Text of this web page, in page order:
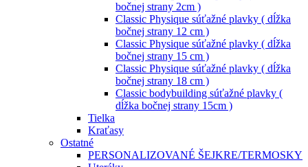
bočnej strany 2cm )
Classic Physique súťažné plavky ( dĺžka
bočnej strany 12 cm )
Classic Physique súťažné plavky ( dĺžka
bočnej strany 15 cm )
Classic Physique súťažné plavky ( dĺžka
bočnej strany 18 cm )
Classic bodybuilding súťažné plavky (
dĺžka bočnej strany 15cm )
Tielka
Kraťasy
Ostatné
PERSONALIZOVANÉ ŠEJKRE/TERMOSKY